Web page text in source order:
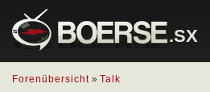
.SX
Forenübersicht » Talk